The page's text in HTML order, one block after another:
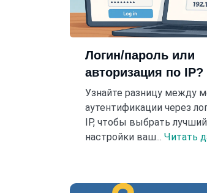
Логин/пароль или
авторизация по IP?
Узнайте разницу между
аутентификации через
IP, чтобы выбрать
настройки ваш... Читать